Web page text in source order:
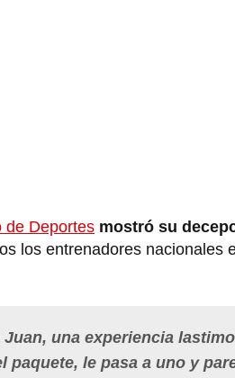
de Deportes mostró su
los entrenadores nacionales
una experiencia
paquete, le pasa a uno y